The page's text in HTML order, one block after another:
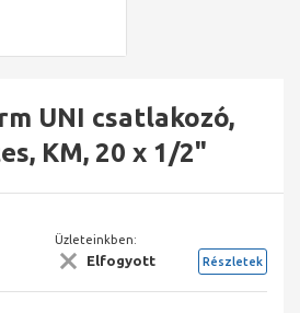
UNI csatlakozó,
KM, 20 x 1/2"
Üzleteinkben:
Elfogyott Részletek